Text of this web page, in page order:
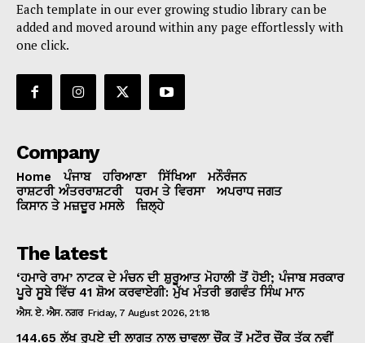
Each template in our ever growing studio library can be
added and moved around within any page effortlessly with
one click.
Company
Home ਪੰਜਾਬ ਹਰਿਆਣਾ ਸਿੱਖਿਆ
ਮਨੌਰੰਜਨ
ਰਾਸ਼ਟਰੀ ਅੰਤਰਰਾਸ਼ਟਰੀ
ਧਰਮ ਤੇ ਵਿਰਸਾ
ਅਪਰਾਧ ਜਗਤ
ਕਿਸਾਨ ਤੇ ਮਜ਼ਦੂਰ ਮਸਲੇ
ਜ਼ਿਲ੍ਹੇ
The latest
‘ਹਮਾਰੇ ਰਾਮ’ ਨਾਟਕ ਦੇ ਮੰਚਨ ਦੀ ਸ਼ੁਰੂਆਤ ਮੋਹਾਲੀ ਤੋਂ ਹੋਈ; ਪੰਜਾਬ ਸਰਕਾਰ
ਪੂਰੇ ਸੂਬੇ ਵਿੱਚ 41 ਸ਼ੋਅ ਕਰਵਾਏਗੀ: ਮੁੱਖ ਮੰਤਰੀ ਭਗਵੰਤ ਸਿੰਘ ਮਾਨ
ਐਸ. ਏ. ਐਸ. ਨਗਰ Friday, 7 August 2026, 21:18
144.65 ਲੱਖ ਰੁਪਏ ਦੀ ਲਾਗਤ ਨਾਲ ਚਾਵਲਾ ਚੌਂਕ ਤੋਂ ਮਟੌਰ ਚੌਂਕ ਤੱਕ ਨਵੀਂ